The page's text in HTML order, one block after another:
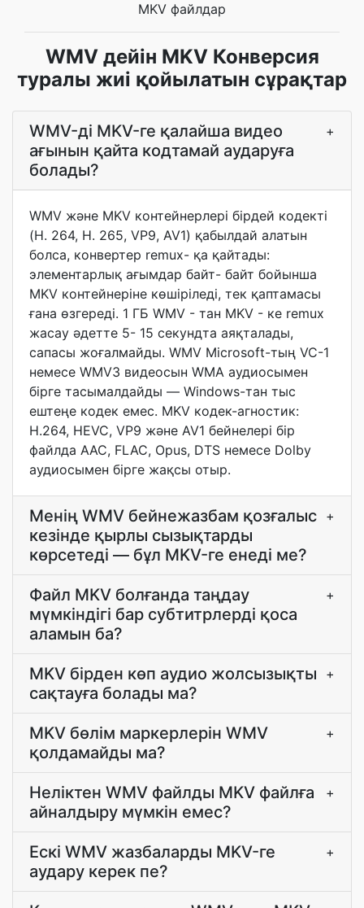
MKV файлдар
WMV дейін MKV Конверсия
туралы жиі қойылатын сұрақтар
WMV-ді MKV-ге қалайша видео
ағынын қайта кодтамай аударуға
болады?
+
WMV және MKV контейнерлері бірдей кодекті
(H. 264, H. 265, VP9, AV1) қабылдай алатын
болса, конвертер remux- қа қайтады:
элементарлық ағымдар байт- байт бойынша
MKV контейнеріне көшіріледі, тек қаптамасы
ғана өзгереді. 1 ГБ WMV - тан MKV - ке remux
жасау әдетте 5- 15 секундта аяқталады,
сапасы жоғалмайды. WMV Microsoft-тың VC-1
немесе WMV3 видеосын WMA аудиосымен
бірге тасымалдайды — Windows-тан тыс
ештеңе кодек емес. MKV кодек-агностик:
H.264, HEVC, VP9 және AV1 бейнелері бір
файлда AAC, FLAC, Opus, DTS немесе Dolby
аудиосымен бірге жақсы отыр.
Менің WMV бейнежазбам қозғалыс
кезінде қырлы сызықтарды
көрсетеді — бұл MKV-ге енеді ме?
+
Файл MKV болғанда таңдау
мүмкіндігі бар субтитрлерді қоса
аламын ба?
+
MKV бірден көп аудио жолсызықты
сақтауға болады ма?
+
MKV бөлім маркерлерін WMV
қолдамайды ма?
+
Неліктен WMV файлды MKV файлға
айналдыру мүмкін емес?
+
Ескі WMV жазбаларды MKV-ге
аудару керек пе?
+